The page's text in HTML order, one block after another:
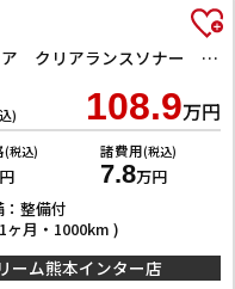
ハイブリッドXS 両側電動スライドドア クリアランスソナー レーンアシスト 衝突被害軽減システム オートライト スマートキー アイドリングストップ 電動格納ミラー シートヒーター ベンチシート CVT ESC
) 108.9万円
(税込) 諸費用(税込)
7.8万円
整備付
ヶ月・1000km )
ーム熊本インター店